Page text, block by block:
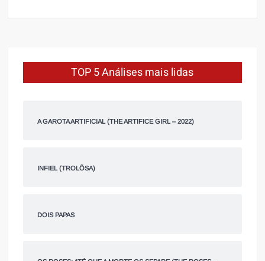
TOP 5 Análises mais lidas
A GAROTA ARTIFICIAL (THE ARTIFICE GIRL – 2022)
INFIEL (TROLÕSA)
DOIS PAPAS